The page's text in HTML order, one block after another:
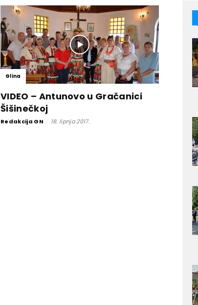
Glina
VIDEO – Antunovo u Gračanici
Šišinečkoj
Redakcija GN - 18. lipnja 2017.